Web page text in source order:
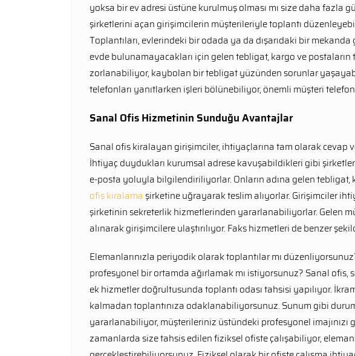
yoksa bir ev adresi üstüne kurulmuş olması mı size daha fazla
şirketlerini açan girişimcilerin müşterileriyle toplantı
Toplantıları, evlerindeki bir odada ya da dışarıdaki bir
evde bulunamayacakları için gelen tebligat, kargo ve
zorlanabiliyor, kaybolan bir tebligat yüzünden sorunlar
telefonları yanıtlarken işleri bölünebiliyor, önemli müşteri
Sanal Ofis Hizmetinin Sunduğu Avantajlar
Sanal ofis kiralayan girişimciler, ihtiyaçlarına tam olarak cevap
İhtiyaç duydukları kurumsal adrese kavuşabildikleri gibi
e-posta yoluyla bilgilendiriliyorlar. Onların adına gelen
ofis kiralama şirketine uğrayarak teslim alıyorlar. Girişimciler
şirketinin sekreterlik hizmetlerinden yararlanabiliyorlar. Gelen
alınarak girişimcilere ulaştırılıyor. Faks hizmetleri de benzer
Elemanlarınızla periyodik olarak toplantılar mı
profesyonel bir ortamda ağırlamak mı istiyorsunuz? Sanal ofis,
ek hizmetler doğrultusunda toplantı odası tahsisi yapılıyor.
kalmadan toplantınıza odaklanabiliyorsunuz. Sunum gibi
yararlanabiliyor, müşterileriniz üstündeki profesyonel
zamanlarda size tahsis edilen fiziksel ofiste çalışabiliyor,